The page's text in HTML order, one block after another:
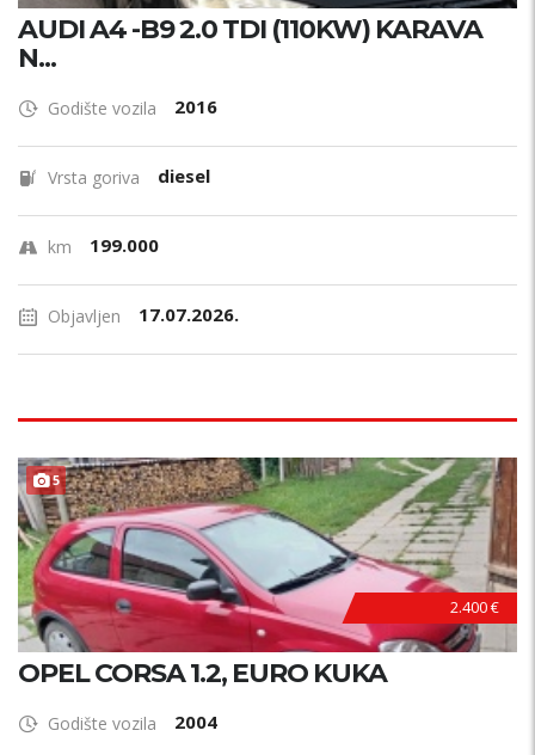
AUDI A4 -B9 2.0 TDI (110KW) KARAVA
N...
Godište vozila 2016
Vrsta goriva diesel
km 199.000
Objavljen 17.07.2026.
5
2.400 €
OPEL CORSA 1.2, EURO KUKA
Godište vozila 2004